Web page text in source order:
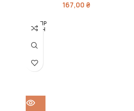
167,00 ₴
РОЗПР
ОДАН